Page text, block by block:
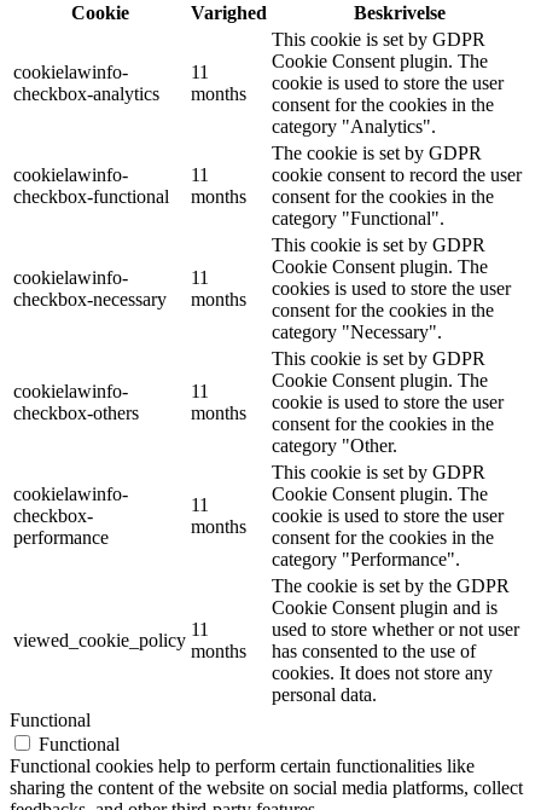
Cookie
Varighed Beskrivelse
cookielawinfo-
checkbox-analytics
11
months
This cookie is set by GDPR
Cookie Consent plugin. The
cookie is used to store the user
consent for the cookies in the
category "Analytics".
cookielawinfo-
checkbox-functional
11
months
The cookie is set by GDPR
cookie consent to record the user
consent for the cookies in the
category "Functional".
cookielawinfo-
checkbox-necessary
11
months
This cookie is set by GDPR
Cookie Consent plugin. The
cookies is used to store the user
consent for the cookies in the
category "Necessary".
cookielawinfo-
checkbox-others
11
months
This cookie is set by GDPR
Cookie Consent plugin. The
cookie is used to store the user
consent for the cookies in the
category "Other.
cookielawinfo-
checkbox-
performance
11
months
This cookie is set by GDPR
Cookie Consent plugin. The
cookie is used to store the user
consent for the cookies in the
category "Performance".
viewed_cookie_policy
11
months
The cookie is set by the GDPR
Cookie Consent plugin and is
used to store whether or not user
has consented to the use of
cookies. It does not store any
personal data.
Functional
Functional
Functional cookies help to perform certain functionalities like
sharing the content of the website on social media platforms, collect